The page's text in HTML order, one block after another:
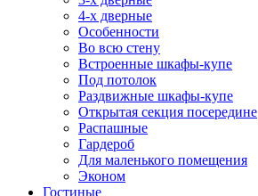
4-х дверные
Особенности
Во всю стену
Встроенные шкафы-купе
Под потолок
Раздвижные шкафы-купе
Открытая секция посередине
Распашные
Гардероб
Для маленького помещения
Эконом
Гостиные